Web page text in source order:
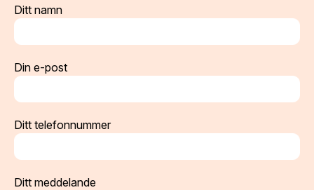
Ditt namn
Din e-post
Ditt telefonnummer
Ditt meddelande